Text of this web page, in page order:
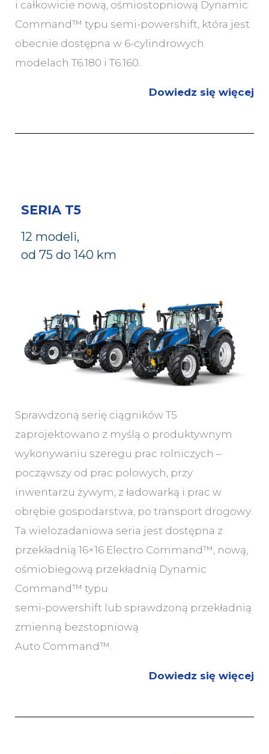
i całkowicie nową, ośmiostopniową Dynamic
Command™ typu semi-powershift, która jest
obecnie dostępna w 6-cylindrowych
modelach T6.180 i T6.160.
Dowiedz się więcej
SERIA T5
12 modeli,
od 75 do 140 km
Sprawdzoną serię ciągników T5
zaprojektowano z myślą o produktywnym
wykonywaniu szeregu prac rolniczych –
począwszy od prac polowych, przy
inwentarzu żywym, z ładowarką i prac w
obrębie gospodarstwa, po transport drogowy.
Ta wielozadaniowa seria jest dostępna z
przekładnią 16×16 Electro Command™, nową,
ośmiobiegową przekładnią Dynamic
Command™ typu
semi-powershift lub sprawdzoną przekładnią
zmienną bezstopniową
Auto Command™.
Dowiedz się więcej